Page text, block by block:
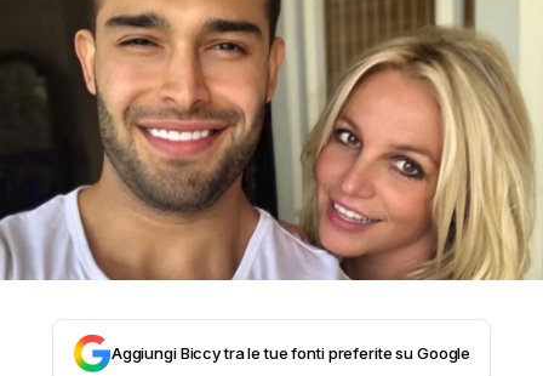
Aggiungi Biccy tra le tue fonti preferite su Google